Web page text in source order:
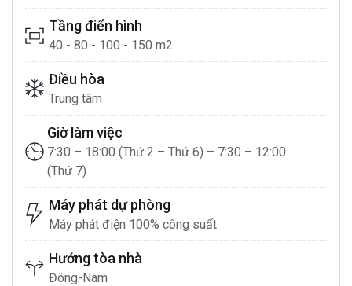
Tầng điển hình
40 - 80 - 100 - 150 m2
Điều hòa
Trung tâm
Giờ làm việc
7:30 – 18:00 (Thứ 2 – Thứ 6) – 7:30 – 12:00
(Thứ 7)
Máy phát dự phòng
Máy phát điện 100% công suất
Hướng tòa nhà
Đông-Nam